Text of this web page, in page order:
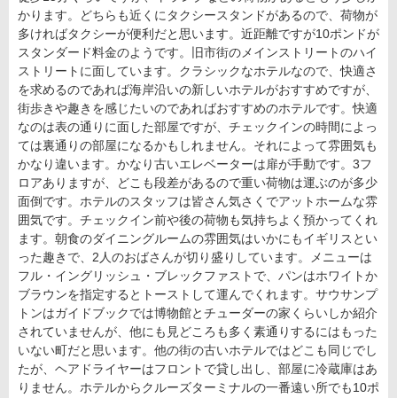
かります。どちらも近くにタクシースタンドがあるので、荷物が
多ければタクシーが便利だと思います。近距離ですが10ポンドが
スタンダード料金のようです。旧市街のメインストリートのハイ
ストリートに面しています。クラシックなホテルなので、快適さ
を求めるのであれば海岸沿いの新しいホテルがおすすめですが、
街歩きや趣きを感じたいのであればおすすめのホテルです。快適
なのは表の通りに面した部屋ですが、チェックインの時間によっ
ては裏通りの部屋になるかもしれません。それによって雰囲気も
かなり違います。かなり古いエレベーターは扉が手動です。3フ
ロアありますが、どこも段差があるので重い荷物は運ぶのが多少
面倒です。ホテルのスタッフは皆さん気さくでアットホームな雰
囲気です。チェックイン前や後の荷物も気持ちよく預かってくれ
ます。朝食のダイニングルームの雰囲気はいかにもイギリスとい
った趣きで、2人のおばさんが切り盛りしています。メニューは
フル・イングリッシュ・ブレックファストで、パンはホワイトか
ブラウンを指定するとトーストして運んでくれます。サウサンプ
トンはガイドブックでは博物館とチューダーの家くらいしか紹介
されていませんが、他にも見どころも多く素通りするにはもった
いない町だと思います。他の街の古いホテルではどこも同じでし
たが、ヘアドライヤーはフロントで貸し出し、部屋に冷蔵庫はあ
りません。ホテルからクルーズターミナルの一番遠い所でも10ポ